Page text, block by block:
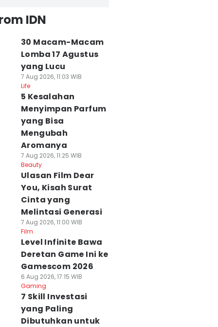
IDN
30 Macam-Macam
Lomba 17 Agustus
yang Lucu
7 Aug 2026, 11:03 WIB
Life
5 Kesalahan
Menyimpan Parfum
yang Bisa
Mengubah
Aromanya
7 Aug 2026, 11:25 WIB
Beauty
Ulasan Film Dear
You, Kisah Surat
Cinta yang
Melintasi Generasi
7 Aug 2026, 11:00 WIB
Film
Level Infinite Bawa
Deretan Game Ini ke
Gamescom 2026
6 Aug 2026, 17:15 WIB
Gaming
7 Skill Investasi
yang Paling
Dibutuhkan untuk